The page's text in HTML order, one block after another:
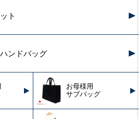
ト
ンドバッグ
お母様用
サブバッグ